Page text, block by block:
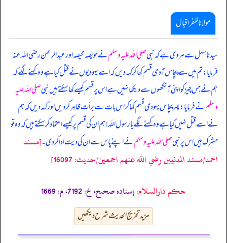
مولانا ظفر اقبال
سیدنا سہل سے مروی ہے کہ نبیصلی اللہ علیہ وسلمنے حویصہ محیصہ اور عبدالرحمن رضی اللہ عنہ
فرمایا: تم میں سے پچاس آدمی قسم کھا کر کہہ دیں کہ اسے یہو دیوں نے قتل کیا ہے وہ کہنے لگے کہ
ہم نے جس چیز کو اپنی آنکھوں سے دیکھا نہیں ہے اس پر قسم کیسے کھا سکتے ہیں نبیصلی اللہ علیہ
وسلمنے فرمایا: پھر پچاس یہو دی قسم کھا کر اس بات سے برأت ظاہر کر دیں اور کہہ دیں کہ ہم
نے اسے قتل نہیں کیا ہے وہ کہنے لگے یا رسول اللہ! ہم ان کی قسم پر کیسے اعتماد کر سکتے ہیں کہ وہ تو
مشرک ہیں اس پر نبیصلی اللہ علیہ وسلمنے اپنے پاس سے ان کی دیت ادا کر دی۔[مسند
احمد/مسند المدنيين رضي الله عنهم اجمعين/حدیث: 16097]
حکم دارالسلام:إسناده صحيح، خ: 7192، م: 1669
مزید تخریج الحدیث شرح دیکھیں